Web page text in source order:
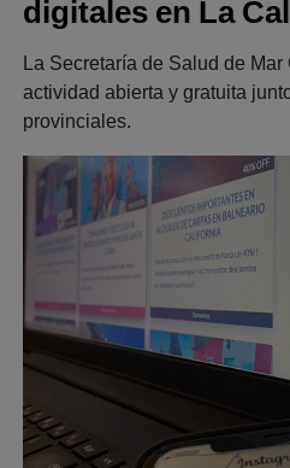
digitales en La
La Secretaría de Salud de
actividad abierta y gratuita
provinciales.